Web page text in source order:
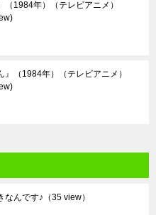
（1984年）（テレビアニメ）
』（1984年）（テレビアニメ）
なんです♪ （35 view）